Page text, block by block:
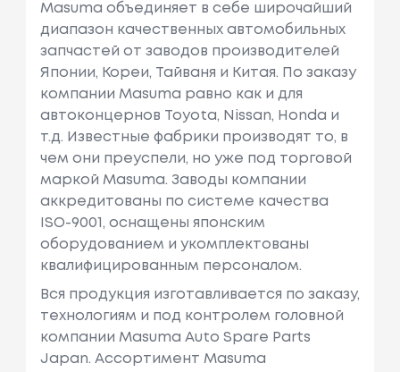
Masuma объединяет в себе широчайший
диапазон качественных автомобильных
запчастей от заводов производителей
Японии, Кореи, Тайваня и Китая. По заказу
компании Masuma равно как и для
автоконцернов Toyota, Nissan, Honda и
т.д. Известные фабрики производят то, в
чем они преуспели, но уже под торговой
маркой Masuma. Заводы компании
аккредитованы по системе качества
ISO-9001, оснащены японским
оборудованием и укомплектованы
квалифицированным персоналом.
Вся продукция изготавливается по заказу,
технологиям и под контролем головной
компании Masuma Auto Spare Parts
Japan. Ассортимент Masuma